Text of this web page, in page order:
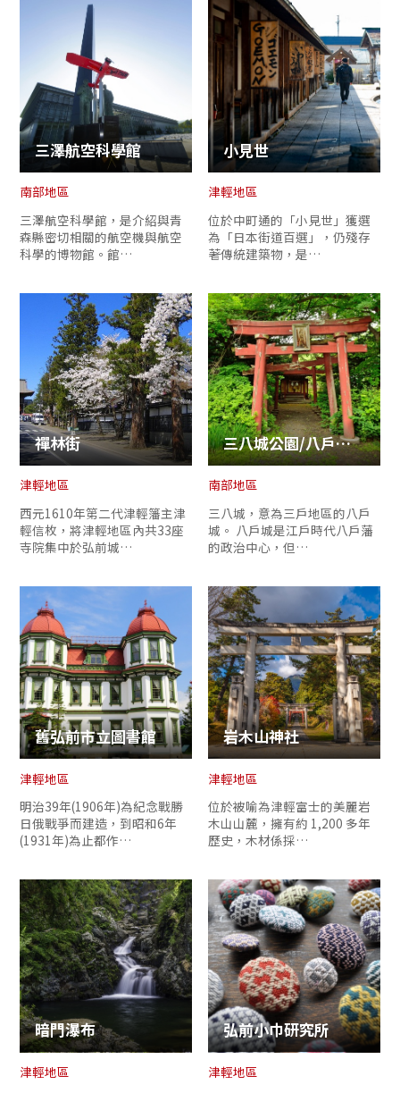
三澤航空科學館
南部地區
三澤航空科學館，是介紹與青
森縣密切相關的航空機與航空
科學的博物館。館…
小見世
津輕地區
位於中町通的「小見世」獲選
為「日本街道百選」，仍殘存
著傳統建築物，是…
禪林街
津輕地區
西元1610年第二代津輕籓主津
輕信枚，將津輕地區內共33座
寺院集中於弘前城…
三八城公園/八戶城跡
南部地區
三八城，意為三戶地區的八戶
城。 八戶城是江戶時代八戶藩
的政治中心，但…
舊弘前市立圖書館
津輕地區
明治39年(1906年)為紀念戰勝
日俄戰爭而建造，到昭和6年
(1931年)為止都作…
岩木山神社
津輕地區
位於被喻為津輕富士的美麗岩
木山山麓，擁有約 1,200 多年
歷史，木材係採…
暗門瀑布
津輕地區
弘前小巾研究所
津輕地區